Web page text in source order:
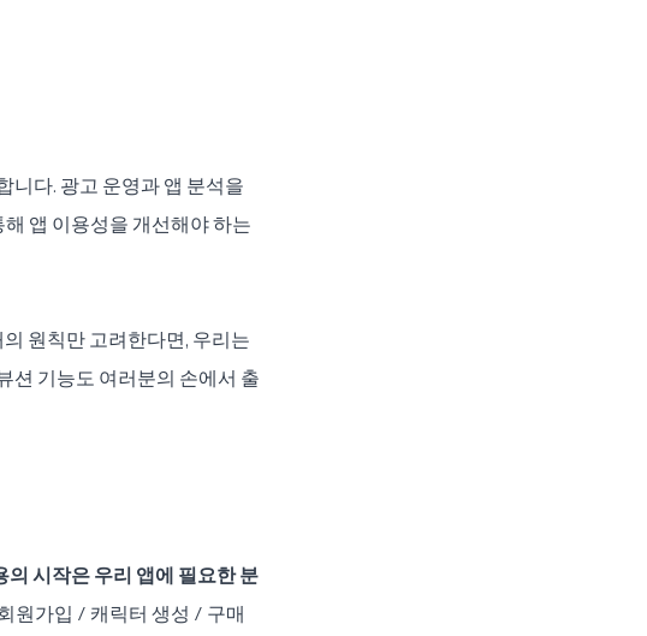
니다. 광고 운영과 앱 분석을
앱 이용성을 개선해야 하는
원칙만 고려한다면, 우리는
션 기능도 여러분의 손에서 출
시작은 우리 앱에 필요한 분
원가입 / 캐릭터 생성 / 구매